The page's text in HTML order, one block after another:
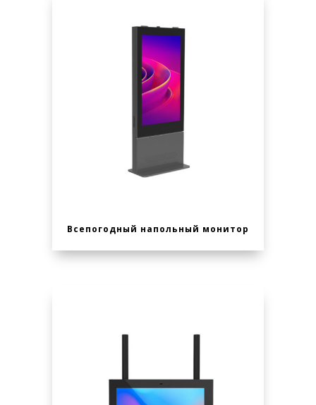
Всепогодный напольный монитор